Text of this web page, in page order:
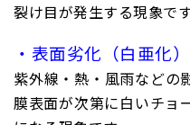
裂け目が発生する現象です
・表面劣化（白亜化）
紫外線・熱・風雨などの
膜表面が次第に白いチョ